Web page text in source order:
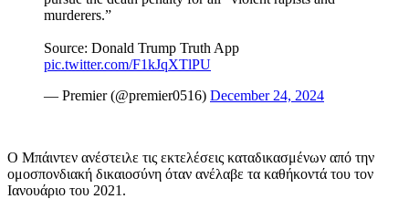
murderers.”
Source: Donald Trump Truth App
pic.twitter.com/F1kJqXTlPU
— Premier (@premier0516) December 24, 2024
Ο Μπάιντεν ανέστειλε τις εκτελέσεις καταδικασμένων από την
ομοσπονδιακή δικαιοσύνη όταν ανέλαβε τα καθήκοντά του τον
Ιανουάριο του 2021.